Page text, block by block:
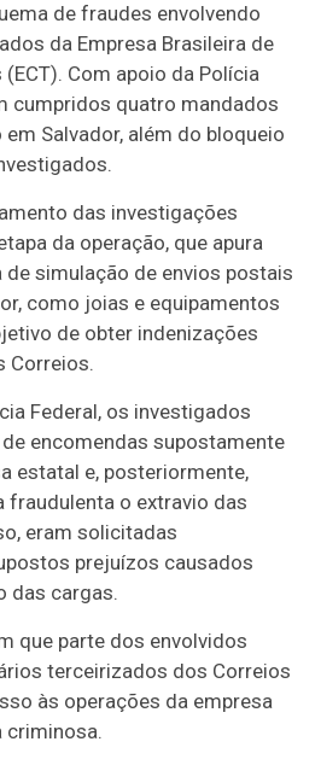
de fraudes envolvendo
da Empresa Brasileira de
Com apoio da Polícia
cumpridos quatro mandados
Salvador, além do bloqueio
das investigações
da operação, que apura
simulação de envios postais
como joias e equipamentos
de obter indenizações
Correios.
Federal, os investigados
encomendas supostamente
estatal e, posteriormente,
o extravio das
eram solicitadas
prejuízos causados
das cargas.
que parte dos envolvidos
terceirizados dos Correios
às operações da empresa
criminosa.